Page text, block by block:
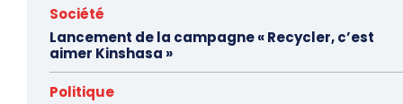
Société
Lancement de la campagne « Recycler, c’est
aimer Kinshasa »
Politique